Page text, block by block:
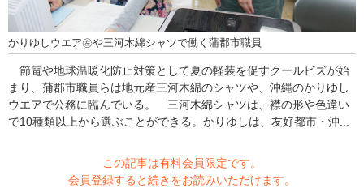
かりゆしウエア㊧や三河木綿シャツで働く蒲郡市職員
節電や地球温暖化防止対策として夏の軽装を促すクールビズが始
まり、蒲郡市職員らは地元産三河木綿のシャツや、沖縄のかりゆし
ウエアで公務に臨んでいる。 三河木綿シャツは、襟の形や色違い
で10種類以上から選ぶことができる。かりゆしは、友好都市・沖...
この記事は有料会員限定です。
会員登録すると続きをお読みいただけます。